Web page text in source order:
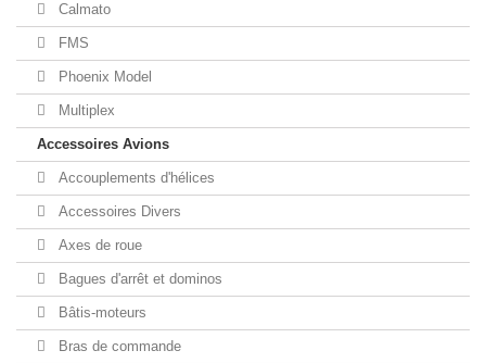
Calmato
FMS
Phoenix Model
Multiplex
Accessoires Avions
Accouplements d'hélices
Accessoires Divers
Axes de roue
Bagues d'arrêt et dominos
Bâtis-moteurs
Bras de commande